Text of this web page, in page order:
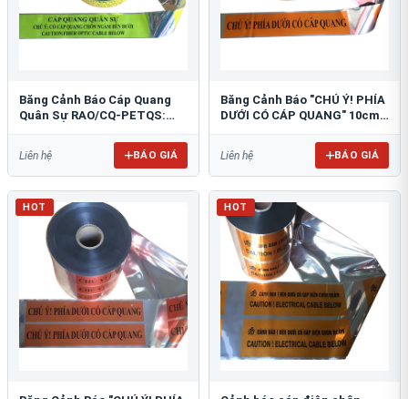
Băng Cảnh Báo Cáp Quang
Quân Sự RAO/CQ-PETQS:
Liên hệ BÁO GIÁ
Băng Cảnh Báo "CHÚ Ý! PHÍA
DƯỚI CÓ CÁP QUANG" 10cm:
Liên hệ BÁO GIÁ
HOT HOT